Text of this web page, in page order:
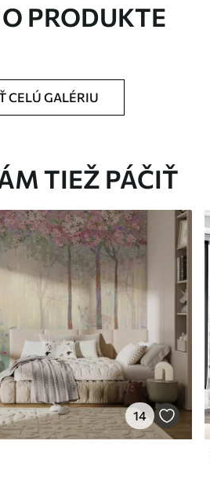
lakovanou
PRODUKTE
CELÚ GALÉRIU
TIEŽ PÁČIŤ
14